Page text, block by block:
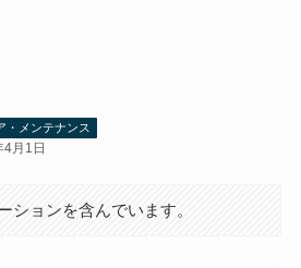
・メンテナンス
月1日
ションを含んでいます。